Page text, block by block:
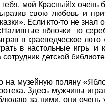
мой Красный!» очень
свою любовь и
Если кто-то не знал
яблочки по
в краеведческое
в настольные игры и
детской
музейную поляну
Здесь мужчины
за ними, они